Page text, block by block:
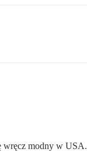
wręcz modny w USA.